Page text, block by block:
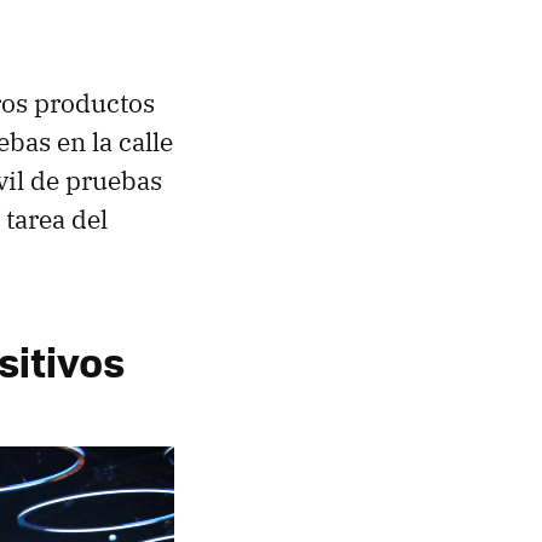
productos
en la calle
de pruebas
del